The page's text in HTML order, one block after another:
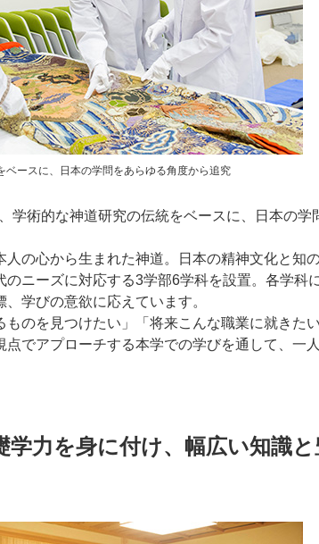
ベースに、日本の学問をあらゆる角度から追究
学術的な神道研究の伝統をベースに、日本の学
の心から生まれた神道。日本の精神文化と知
ニーズに対応する3学部6学科を設置。各学科
学びの意欲に応えています。
ものを見つけたい」「将来こんな職業に就きた
でアプローチする本学での学びを通して、一
学力を身に付け、幅広い知識